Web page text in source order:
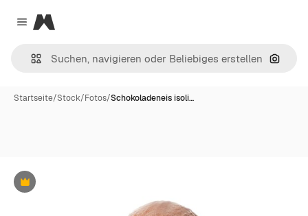
Close menu
Magnific
Nach
Startseite/Stock/Fotos/Schokoladeneis isoli…
Premium